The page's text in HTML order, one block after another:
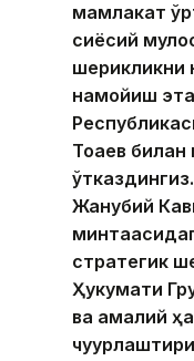
мамлакат
сиёсий
шерикликни
намойиш
Тоқаев
Жанубий
стратегик
Ҳукумати
ва амалий